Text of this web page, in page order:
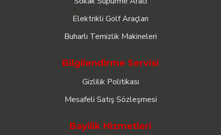
Elektrikli Golf Araçları
Buharlı Temizlik Makineleri
Bilgilendirme Servisi
Gizlilik Politikası
Mesafeli Satış Sözleşmesi
Bayilik Hizmetleri